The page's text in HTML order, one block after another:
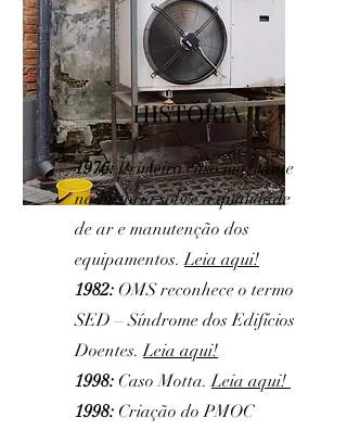
HISTÓRIA
1976:Primeiro caso marcante
na história sobre a qualidade
de ar e manutenção dos
equipamentos.Leia aqui!
1982: OMS reconhece o termo
SED – Síndrome dos Edifícios
Doentes.Leia aqui!
1998: Caso Motta.Leia aqui!
1998: Criação do PMOC